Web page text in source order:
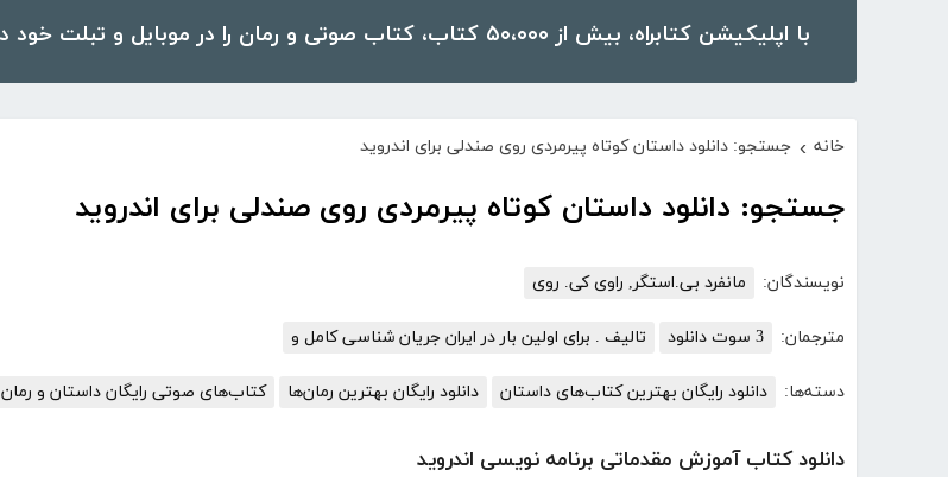
با اپلیکیشن کتابراه، بیش از ۵۰،۰۰۰ کتاب، کتاب صوتی و رمان را در موبایل و تبلت خود داشته باشید!
خانه › جستجو: دانلود داستان کوتاه پیرمردی روی صندلی برای اندروید
جستجو: دانلود داستان کوتاه پیرمردی روی صندلی برای اندروید
نویسندگان: مانفرد بی.استگر, راوی کی. روی
مترجمان: 3 سوت دانلود تالیف . برای اولین بار در ایران جریان شناسی کامل و
دسته‌ها: دانلود رایگان بهترین کتاب‌های داستان دانلود رایگان بهترین رمان‌ها کتاب‌های صوتی رایگان داستان و رمان
دانلود کتاب آموزش مقدماتی برنامه نویسی اندروید